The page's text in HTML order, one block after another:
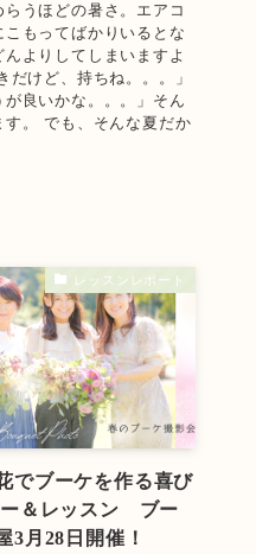
うほどの暑さ。エアコ
もってばかりいるとな
よりしてしまいますよ
だけど、持ちね。。。」
が良いかな。。。」そん
す。 でも、そんな夏だか
レッスンレポート
でブーケを作る喜び
＆レッスン ブー
3月28日開催！